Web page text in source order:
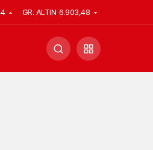
GR. ALTIN 6.903,48